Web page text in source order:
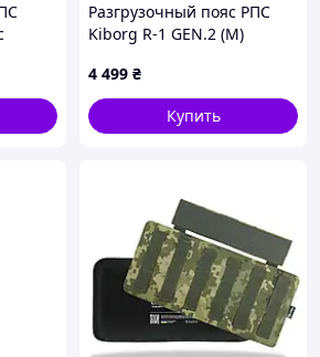
Разгрузочный пояс РПС
Kiborg R-1 GEN.2 (M)
защитой 1 класс Militex)
4 499 ₴
Купить